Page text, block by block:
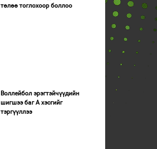
төлөө тоглохоор боллоо
Воллейбол эрэгтэйчүүдийн
шигшээ баг А хэсгийг
тэргүүллээ